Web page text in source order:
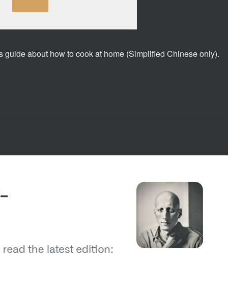
about how to cook at home (Simplified Chinese only).